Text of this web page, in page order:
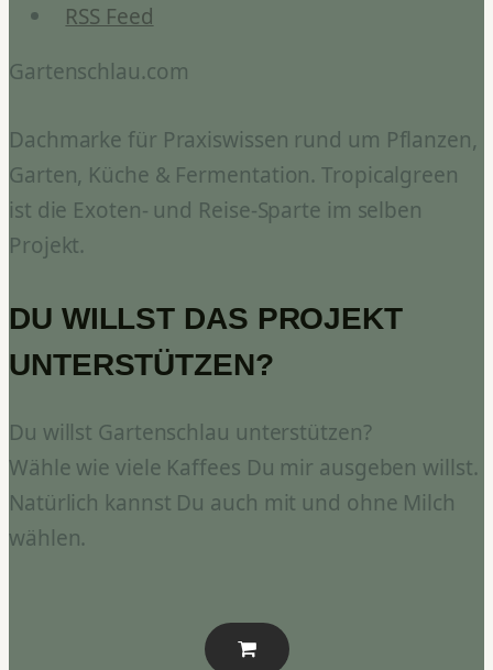
RSS Feed
Gartenschlau.com
Dachmarke für Praxiswissen rund um Pflanzen,
Garten, Küche & Fermentation. Tropicalgreen
ist die Exoten- und Reise-Sparte im selben
Projekt.
DU WILLST DAS PROJEKT
UNTERSTÜTZEN?
Du willst Gartenschlau unterstützen?
Wähle wie viele Kaffees Du mir ausgeben willst.
Natürlich kannst Du auch mit und ohne Milch
wählen.